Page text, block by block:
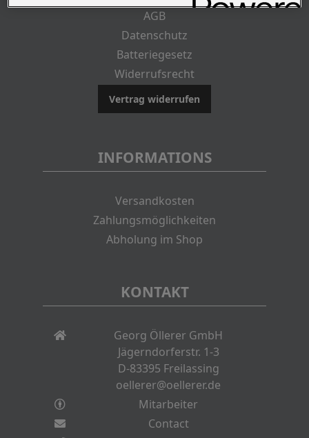
AGB
Datenschutz
Batteriegesetz
Widerrufsrecht
Vertrag widerrufen
INFORMATIONS
Versandkosten
Zahlungsmöglichkeiten
Abholung im Shop
KONTAKT
Georg Öllerer GmbH
Jägerndorferstr. 1-3
D-83395 Freilassing
oellerer@oellerer.de
Mitarbeiter
Contact